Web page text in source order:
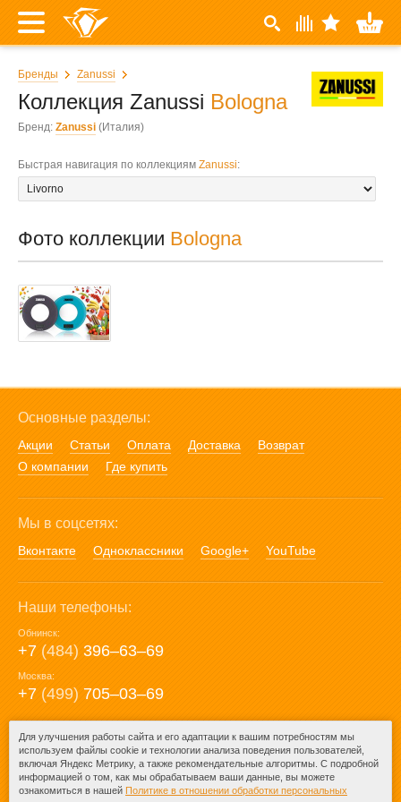
Бренды Zanussi
Коллекция Zanussi Bologna
Бренд: Zanussi (Италия)
Быстрая навигация по коллекциям Zanussi:
Фото коллекции Bologna
Основные разделы:
Акции Статьи Оплата Доставка
Возврат
О компании
Где купить
Мы в соцсетях:
Вконтакте Одноклассники Google+ YouTube
Наши телефоны:
Обнинск:
+7 (484) 396‒63‒69
Москва:
+7 (499) 705‒03‒69
E-mail:
mail@posuda40.ru
Для улучшения работы сайта и его адаптации к вашим потребностям мы
используем файлы cookie и технологии анализа поведения пользователей,
включая Яндекс Метрику, а также рекомендательные алгоритмы. С подробной
информацией о том, как мы обрабатываем ваши данные, вы можете
ознакомиться в нашей Политике в отношении обработки персональных